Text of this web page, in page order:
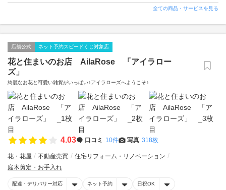
全ての商品・サービスを見る
店舗公式 ネット予約スピードくじ対象店
花と住まいのお店 AilaRose 「アイラロー
ズ」
綺麗なお花と可愛い雑貨がいっぱい♪アイラローズへようこそ♪
4.03 口コミ 10件 写真 318枚
花・花屋 不動産売買
住宅リフォーム・リノベーション
庭木剪定・お手入れ
配達・デリバリー対応 ネット予約 日祝OK